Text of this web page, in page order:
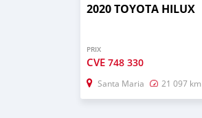
2020 TOYOTA HILUX
PRIX
CVE 748 330
Santa Maria 21 097 km